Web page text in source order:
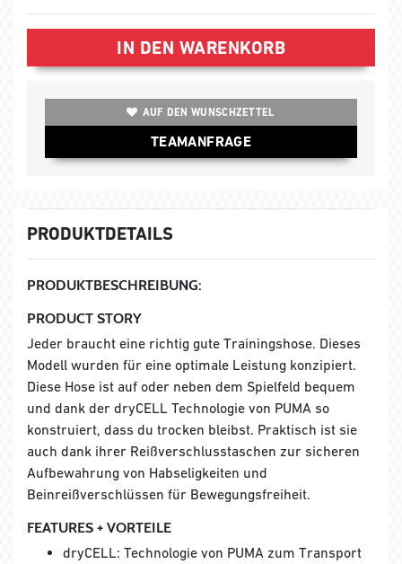
IN DEN WARENKORB
AUF DEN WUNSCHZETTEL
TEAMANFRAGE
PRODUKTDETAILS
PRODUKTBESCHREIBUNG:
PRODUCT STORY
Jeder braucht eine richtig gute Trainingshose. Dieses
Modell wurden für eine optimale Leistung konzipiert.
Diese Hose ist auf oder neben dem Spielfeld bequem
und dank der dryCELL Technologie von PUMA so
konstruiert, dass du trocken bleibst. Praktisch ist sie
auch dank ihrer Reißverschlusstaschen zur sicheren
Aufbewahrung von Habseligkeiten und
Beinreißverschlüssen für Bewegungsfreiheit.
FEATURES + VORTEILE
dryCELL: Technologie von PUMA zum Transport